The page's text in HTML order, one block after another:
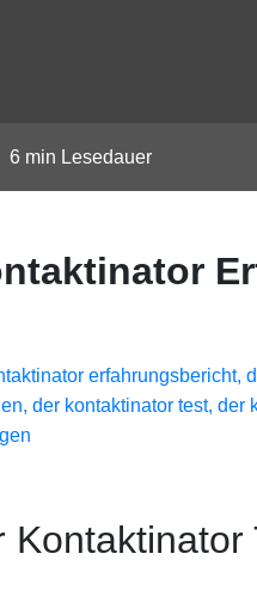
6 min Lesedauer
Kontaktinator